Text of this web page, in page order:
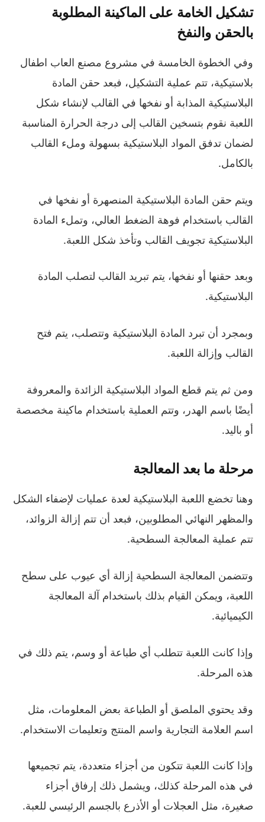
تشكيل الخامة على الماكينة المطلوبة
بالحقن والنفخ
وفي الخطوة الخامسة في مشروع مصنع العاب اطفال
بلاستيكية، تتم عملية التشكيل، فبعد حقن المادة
البلاستيكية المذابة أو نفخها في القالب لإنشاء شكل
اللعبة نقوم بتسخين القالب إلى درجة الحرارة المناسبة
لضمان تدفق المواد البلاستيكية بسهولة وملء القالب
بالكامل.
ويتم حقن المادة البلاستيكية المنصهرة أو نفخها في
القالب باستخدام فوهة الضغط العالي، وتملء المادة
البلاستيكية تجويف القالب وتأخذ شكل اللعبة.
وبعد حقنها أو نفخها، يتم تبريد القالب لتصلب المادة
البلاستيكية.
وبمجرد أن تبرد المادة البلاستيكية وتتصلب، يتم فتح
القالب وإزالة اللعبة.
ومن ثم يتم قطع المواد البلاستيكية الزائدة والمعروفة
أيضًا باسم الهدر، وتتم العملية باستخدام ماكينة مخصصة
أو باليد.
مرحلة ما بعد المعالجة
وهنا تخضع اللعبة البلاستيكية لعدة عمليات لإضفاء الشكل
والمظهر النهائي المطلوبين، فبعد أن تتم إزالة الزوائد،
تتم عملية المعالجة السطحية.
وتتضمن المعالجة السطحية إزالة أي عيوب على سطح
اللعبة، ويمكن القيام بذلك باستخدام آلة المعالجة
الكيميائية.
وإذا كانت اللعبة تتطلب أي طباعة أو وسم، يتم ذلك في
هذه المرحلة.
وقد يحتوي الملصق أو الطباعة بعض المعلومات، مثل
اسم العلامة التجارية واسم المنتج وتعليمات الاستخدام.
وإذا كانت اللعبة تتكون من أجزاء متعددة، يتم تجميعها
في هذه المرحلة كذلك، ويشمل ذلك إرفاق أجزاء
صغيرة، مثل العجلات أو الأذرع بالجسم الرئيسي للعبة.